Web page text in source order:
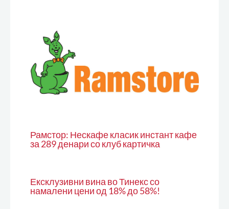
Рамстор: Нескафе класик инстант кафе
за 289 денари со клуб картичка
Ексклузивни вина во Тинекс со
намалени цени од 18% до 58%!